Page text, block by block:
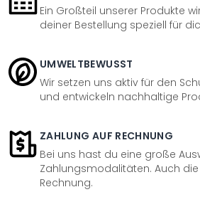
Ein Großteil unserer Produkte
deiner Bestellung speziell für
UMWELTBEWUSST
Wir setzen uns aktiv für den
und entwickeln nachhaltige
ZAHLUNG AUF RECHNUNG
Bei uns hast du eine große
Zahlungsmodalitäten. Auch
Rechnung.